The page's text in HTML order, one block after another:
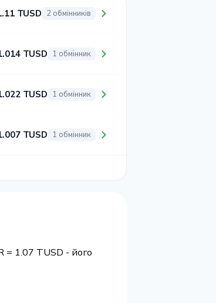
TUSD 2 обмінників
TUSD 1 обмінник
TUSD 1 обмінник
TUSD 1 обмінник
= 1.07 TUSD - його